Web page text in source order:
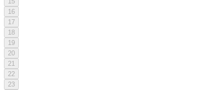
16
17
18
19
20
21
22
23